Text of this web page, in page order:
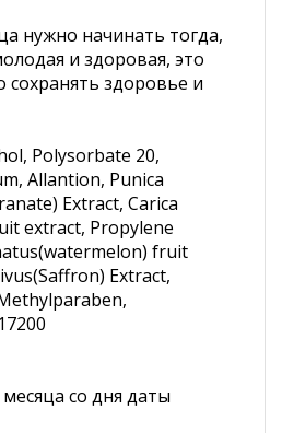
нужно начинать тогда,
и здоровая, это
сохранять здоровье и
Polysorbate 20,
Allantion, Punica
Extract, Carica
extract, Propylene
fruit
Extract,
со дня даты